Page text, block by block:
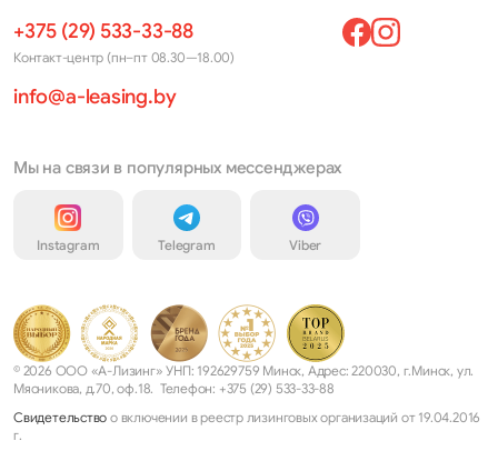
+375 (29) 533-33-88
Контакт-центр (пн–пт 08.30—18.00)
info@a-leasing.by
Мы на связи в популярных мессенджерах
Instagram Telegram Viber
© 2026 ООО «А-Лизинг» УНП: 192629759 Минск, Адрес: 220030, г.Минск, ул.
Мясникова, д.70, оф.18. Телефон: +375 (29) 533-33-88
Свидетельство о включении в реестр лизинговых организаций от 19.04.2016
г.